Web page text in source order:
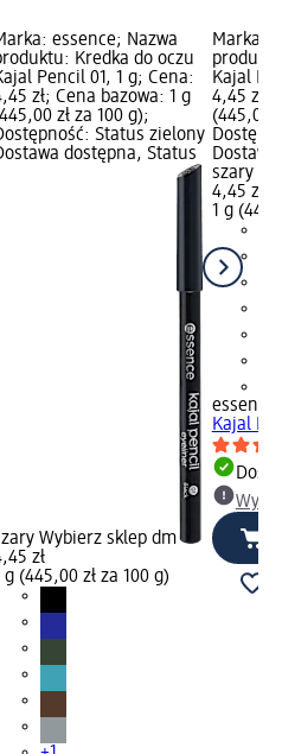
essence; Nazwa
Kredka do oczu
Pencil 01, 1 g; Cena:
zł; Cena bazowa: 1 g
zł za 100 g);
Status zielony
dostępna, Status
Wybierz sklep dm
zł
g (445,00 zł za 100 g)
Marka:
Kajal
4,45 zł;
(445,00
szary
4,45 zł
1 g
essence
Kajal